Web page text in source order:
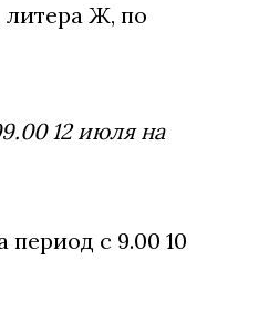
литера Ж, по
12 июля на
с 9.00 10